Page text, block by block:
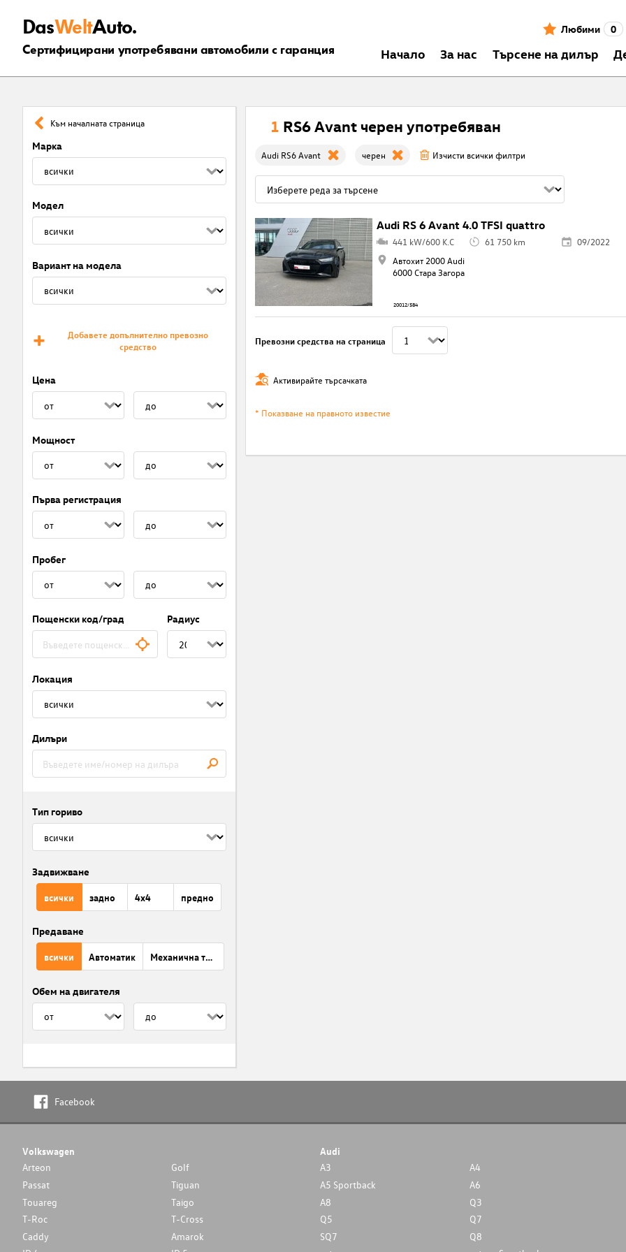
DasWeltAuto.
Сертифицирани употребявани автомобили с гаранция
Любими 0
Началo За нас Търсене на дилър
Към началната страница
Марка
Модел
Вариант на модела
Добавете допълнително превозно
средство
Цена
Мощност
Първа регистрация
Пробег
Пощенски код/град Радиус
Локация
Дилъри
Тип гориво
Задвижване
всички задно 4x4 предно
Предаване
всички Автоматик Механична трансмисия
Обем на двигателя
1 RS6 Avant черен употребяван
Audi RS6 Avant черен Изчисти всички филтри
Audi RS 6 Avant 4.0 TFSI quattro
441 kW/600 K.C 61 750 km
09/2022
Автохит 2000 Audi
6000 Стара Загора
20012/584
Превозни средства на страница
Активирайте търсачката
* Показване на правното известие
Facebook
Volkswagen
Arteon
Golf
Passat
Tiguan
Touareg
Taigo
T-Roc
T-Cross
Caddy
Amarok
Audi
A3
A4
A5 Sportback
A6
A8
Q3
Q5
Q7
SQ7
Q8